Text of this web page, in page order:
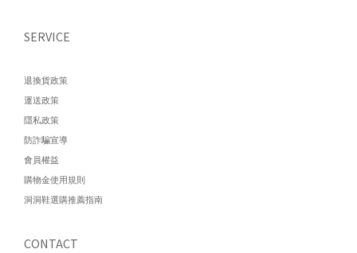
SERVICE
退換貨政策
運送政策
隱私政策
防詐騙宣導
會員權益
購物金使用規則
洞洞鞋選購推薦指南
CONTACT